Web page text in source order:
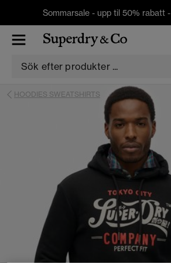
Sommarsale - upp til 50% rabatt -
HOODIES SWEATSHIRTS